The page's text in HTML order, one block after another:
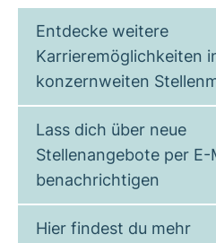
Entdecke weitere
Karrieremöglichkeiten
konzernweiten
Lass dich über neue
Stellenangebote per E-
benachrichtigen
Hier findest du mehr